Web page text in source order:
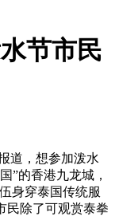
节市民
道，想参加泼水
”的香港九龙城，
身穿泰国传统服
民除了可观赏泰拳